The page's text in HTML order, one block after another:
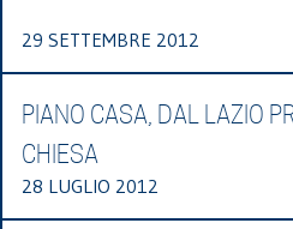
29 SETTEMBRE 2012
PIANO CASA, DAL LAZIO
CHIESA
28 LUGLIO 2012